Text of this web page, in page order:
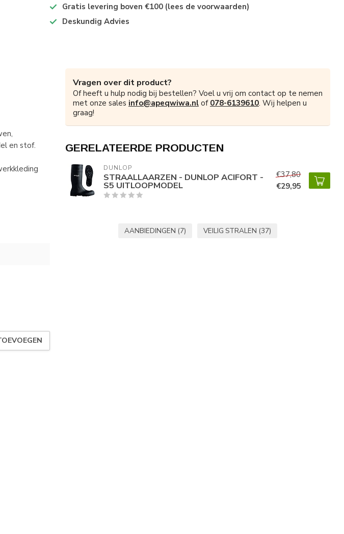
Gratis levering boven €100 (lees de voorwaarden)
Deskundig Advies
en stof.
Vragen over dit product?
Of heeft u hulp nodig bij bestellen? Voel u vrij om contact op te nemen
met onze sales info@apeqwiwa.nl of 078-6139610. Wij helpen u
graag!
GERELATEERDE PRODUCTEN
DUNLOP
STRAALLAARZEN - DUNLOP ACIFORT -
S5 UITLOOPMODEL
€37,80
€29,95
AANBIEDINGEN (7) VEILIG STRALEN (37)